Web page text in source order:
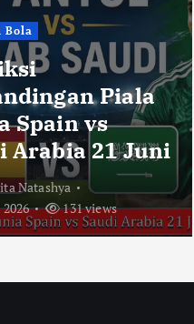
Bola
Piala
Spain vs
Arabia 21 Juni
Natashya
131 views